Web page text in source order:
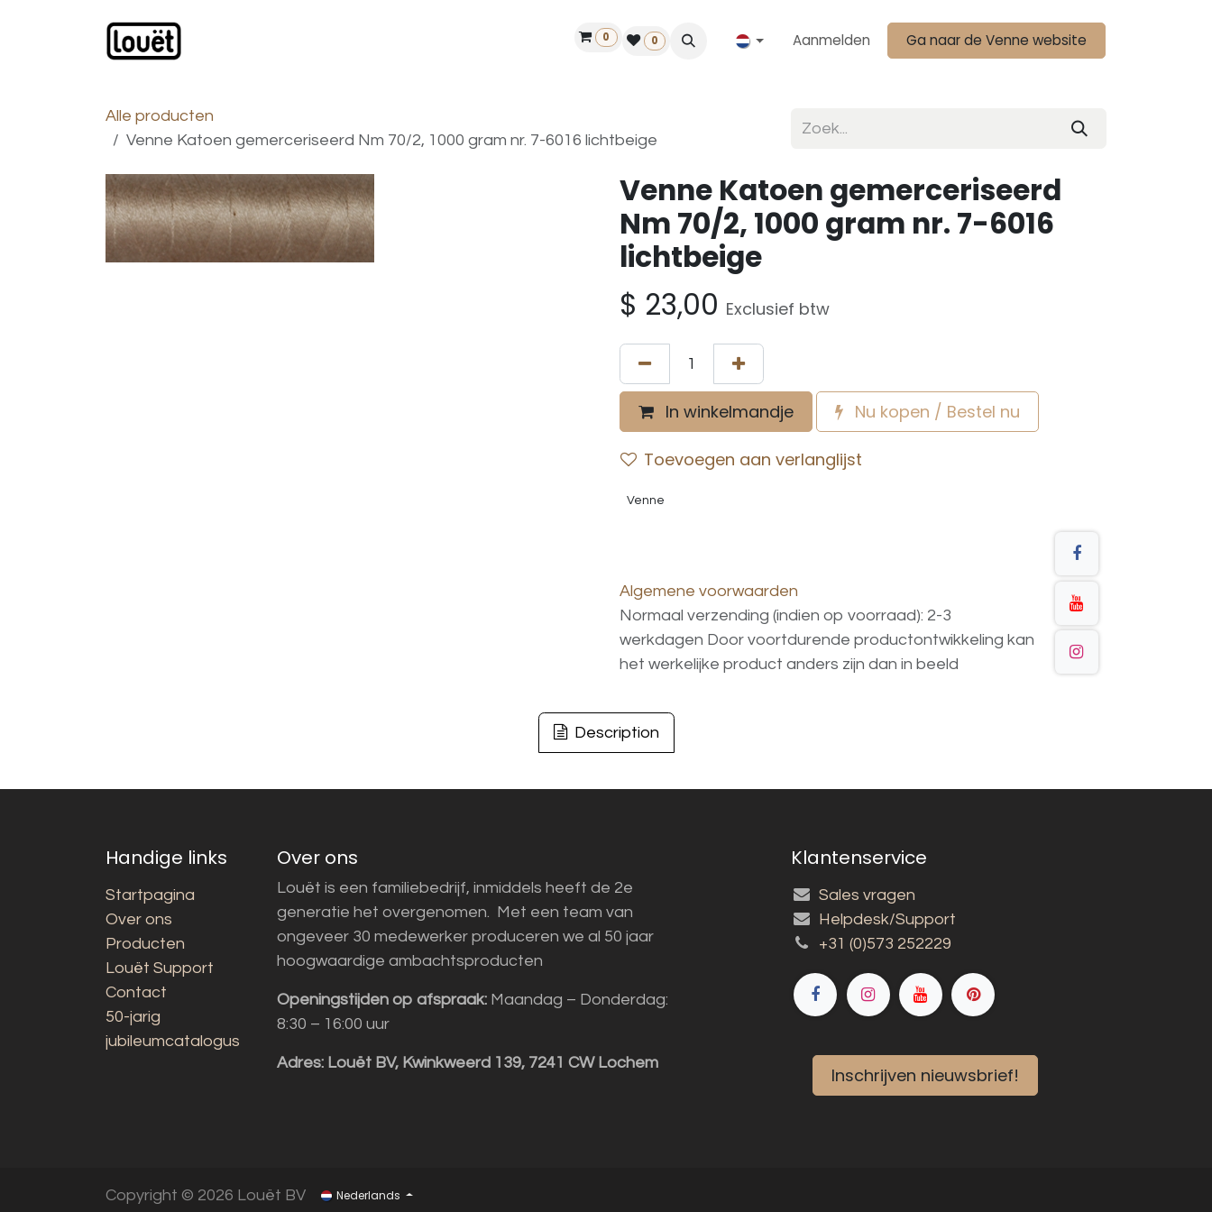
Vind een dealer
0 0 Aanmelden Ga naar de Venne website
Alle producten
Venne Katoen gemerceriseerd Nm 70/2, 1000 gram nr. 7-6016 lichtbeige
Venne Katoen gemerceriseerd
Nm 70/2, 1000 gram nr. 7-6016
lichtbeige
$ 23,00 Exclusief btw
In winkelmandje Nu kopen / Bestel nu
Toevoegen aan verlanglijst
Venne
Algemene voorwaarden
Normaal verzending (indien op voorraad): 2-3
werkdagen Door voortdurende productontwikkeling kan
het werkelijke product anders zijn dan in beeld
Description
Handige links
Startpagina
Over ons
Producten
Louët Support
Contact
50-jarig
jubileumcatalogus
Over ons
Louët is een familiebedrijf, inmiddels heeft de 2e
generatie het overgenomen. Met een team van
ongeveer 30 medewerker produceren we al 50 jaar
hoogwaardige ambachtsproducten
Openingstijden op afspraak: Maandag – Donderdag:
8:30 – 16:00 uur
Adres: Louët BV, Kwinkweerd 139, 7241 CW Lochem
Klantenservice
Sales vragen
Helpdesk/Support
+31 (0)573 252229
Inschrijven nieuwsbrief!
Copyright © 2026 Louët BV Nederlands